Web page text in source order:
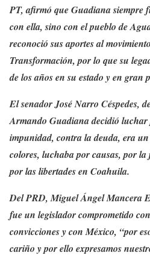
PT, afirmó que Guadiana siempre
con ella, sino con el pueblo de
reconoció sus aportes al
Transformación, por lo que su
de los años en su estado y en gran
El senador José Narro Céspedes,
Armando Guadiana decidió
impunidad, contra la deuda, era
colores, luchaba por causas, por
por las libertades en Coahuila.
Del PRD, Miguel Ángel Mancera
fue un legislador comprometido
convicciones y con México, “por
cariño y por ello expresamos